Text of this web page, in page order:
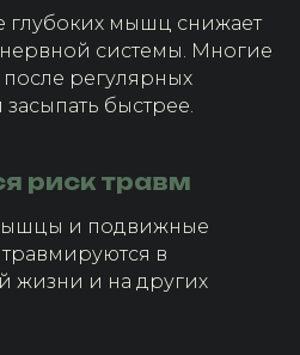
глубоких мышц снижает
системы. Многие
после регулярных
засыпать быстрее.
риск травм
и подвижные
в
жизни и на других